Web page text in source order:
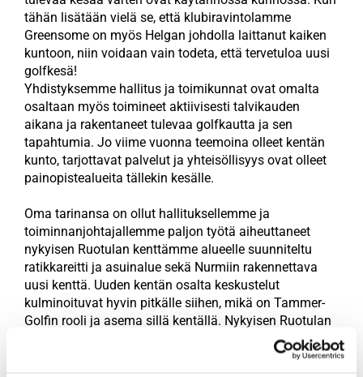
tähän lisätään vielä se, että klubiravintolamme
Greensome on myös Helgan johdolla laittanut kaiken
kuntoon, niin voidaan vain todeta, että tervetuloa uusi
golfkesä!
Yhdistyksemme hallitus ja toimikunnat ovat omalta
osaltaan myös toimineet aktiivisesti talvikauden
aikana ja rakentaneet tulevaa golfkautta ja sen
tapahtumia. Jo viime vuonna teemoina olleet kentän
kunto, tarjottavat palvelut ja yhteisöllisyys ovat olleet
painopistealueita tällekin kesälle.
Oma tarinansa on ollut hallituksellemme ja
toiminnanjohtajallemme paljon työtä aiheuttaneet
nykyisen Ruotulan kenttämme alueelle suunniteltu
ratikkareitti ja asuinalue sekä Nurmiin rakennettava
uusi kenttä. Uuden kentän osalta keskustelut
kulminoituvat hyvin pitkälle siihen, mikä on Tammer-
Golfin rooli ja asema sillä kentällä. Nykyisen Ruotulan
kentän osalta hallituksemme on selkeästi linjannut
tilanteen siten, että tehtävämme on puolustaa kaikin